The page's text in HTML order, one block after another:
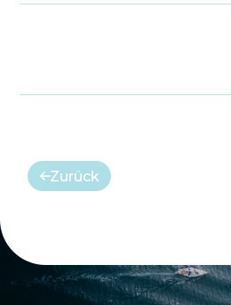
Zurück